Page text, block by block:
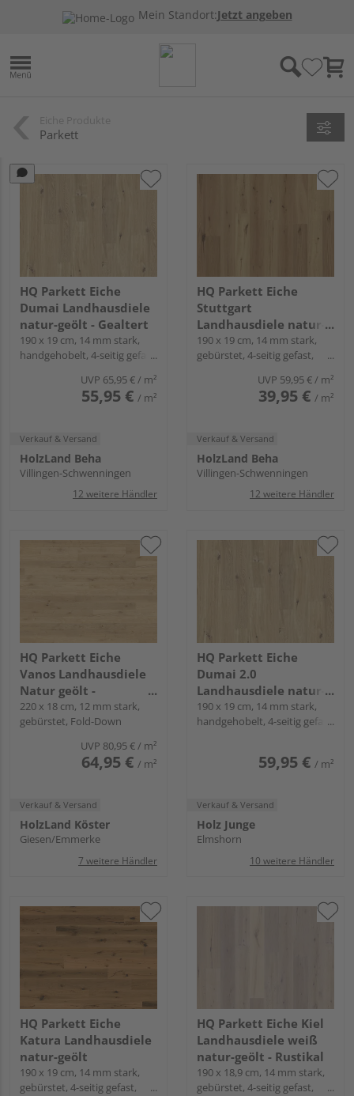
Mein Standort:Jetzt angeben
Parkett
HQ Parkett Eiche
Dumai Landhausdiele
natur-geölt - Gealtert
190 x 19 cm, 14 mm stark,
handgehobelt, 4-seitig gefast,
UVP 65,95 €/ m²
55,95 € / m²
Verkauf & Versand
HolzLand Beha
Villingen-Schwenningen
12 weitere Händler
HQ Parkett Eiche
Stuttgart
Landhausdiele natur-
geölt - Rustikal
190 x 19 cm, 14 mm stark,
gebürstet, 4-seitig gefast,
UVP 59,95 €/ m²
39,95 € / m²
Verkauf & Versand
HolzLand Beha
Villingen-Schwenningen
12 weitere Händler
HQ Parkett Eiche
Vanos Landhausdiele
Natur geölt -
Naturastig
220 x 18 cm, 12 mm stark,
gebürstet, Fold-Down
UVP 80,95 €/ m²
64,95 € / m²
Verkauf & Versand
HolzLand Köster
Giesen/Emmerke
7 weitere Händler
HQ Parkett Eiche
Dumai 2.0
Landhausdiele natur-
geölt - Gealtert
190 x 19 cm, 14 mm stark,
handgehobelt, 4-seitig gefast,
59,95 € / m²
Verkauf & Versand
Holz Junge
Elmshorn
10 weitere Händler
HQ Parkett Eiche
Katura Landhausdiele
natur-geölt
190 x 19 cm, 14 mm stark,
gebürstet, 4-seitig gefast,
HQ Parkett Eiche Kiel
Landhausdiele weiß
natur-geölt - Rustikal
190 x 18,9 cm, 14 mm stark,
gebürstet, 4-seitig gefast,